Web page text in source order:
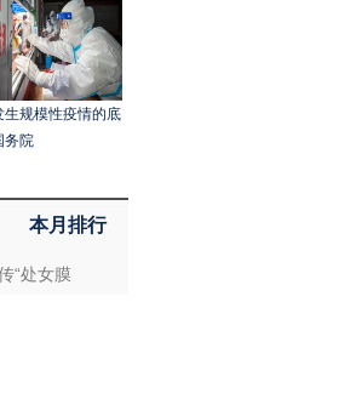
生规模性疫情的底
院
本月排行
“处女膜